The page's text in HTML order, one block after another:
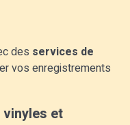
des services de
vos enregistrements
et